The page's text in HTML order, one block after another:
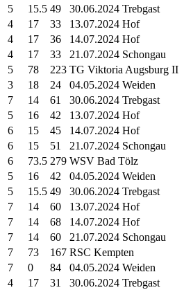
5
15.5 49
30.06.2024 Trebgast
4
17 33
13.07.2024 Hof
4
17 36
14.07.2024 Hof
4
17 33
21.07.2024 Schongau
5
78 223 TG Viktoria Augsburg II
3
18 24
04.05.2024 Weiden
7
14 61
30.06.2024 Trebgast
5
16 42
13.07.2024 Hof
6
15 45
14.07.2024 Hof
6
15 51
21.07.2024 Schongau
6
73.5 279 WSV Bad Tölz
5
16 42
04.05.2024 Weiden
5
15.5 49
30.06.2024 Trebgast
7
14 60
13.07.2024 Hof
7
14 68
14.07.2024 Hof
7
14 60
21.07.2024 Schongau
7
73 167 RSC Kempten
7
0 84
04.05.2024 Weiden
4
17 31
30.06.2024 Trebgast